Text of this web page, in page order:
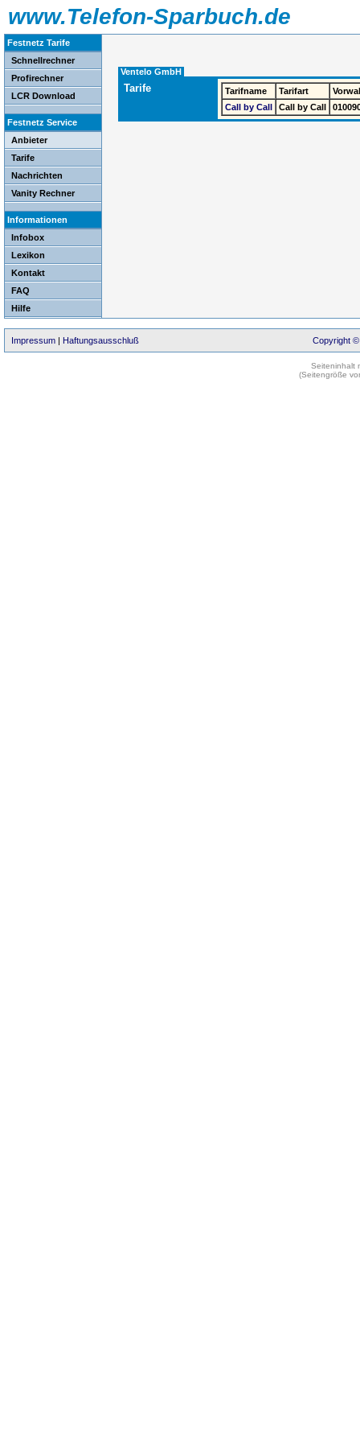
www.Telefon-Sparbuch.de
Festnetz Tarife
Schnellrechner
Profirechner
LCR Download
Festnetz Service
Anbieter
Tarife
Nachrichten
Vanity Rechner
Informationen
Infobox
Lexikon
Kontakt
FAQ
Hilfe
Ventelo GmbH
Tarife Tarifname Tarifart
Call by Call
Call by Call
Impressum | Haftungsausschluß Copyright ©
Seiteninhalt
(Seitengröße